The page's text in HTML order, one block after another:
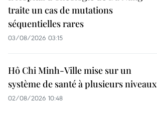
traite un cas de mutations
séquentielles rares
03/08/2026 03:15
Hô Chi Minh-Ville mise sur un
système de santé à plusieurs niveaux
02/08/2026 10:48